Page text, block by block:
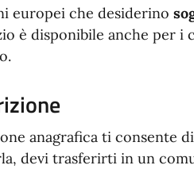
europei che desiderino
è disponibile anche per
anagrafica ti consente
devi trasferirti in un